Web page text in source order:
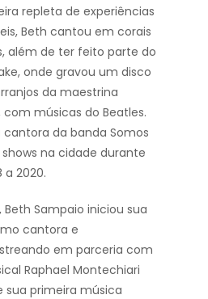
repleta de experiências
Beth cantou em corais
além de ter feito parte do
onde gravou um disco
da maestrina
com músicas do Beatles.
da banda Somos
shows na cidade durante
a 2020.
Beth Sampaio iniciou sua
cantora e
em parceria com
Raphael Montechiari
sua primeira música